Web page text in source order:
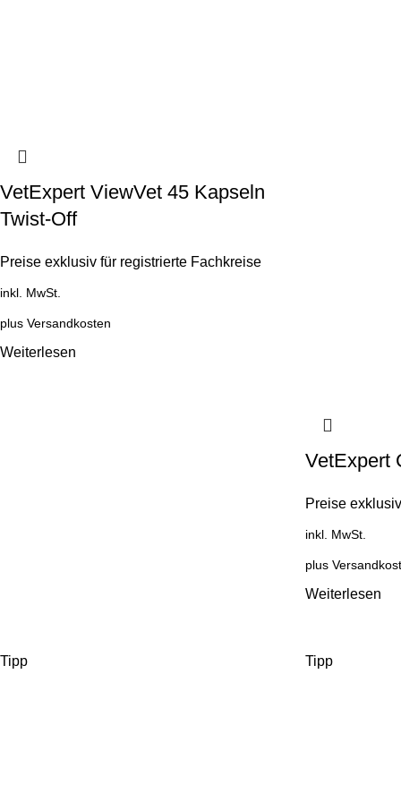
VetExpert ViewVet 45 Kapseln
Twist-Off
Preise exklusiv für registrierte Fachkreise
inkl. MwSt.
plus Versandkosten
Weiterlesen
VetExpert
Preise
inkl. MwSt.
plus
Weiterlesen
Tipp Tipp